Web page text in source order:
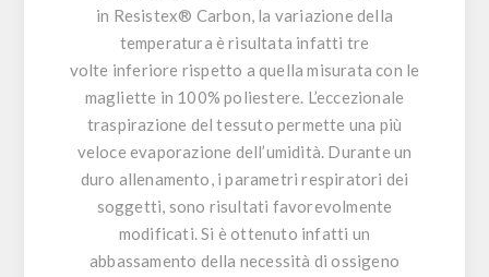
in Resistex® Carbon, la variazione della
temperatura è risultata infatti tre
volte inferiore rispetto a quella misurata con le
magliette in 100% poliestere. L’eccezionale
traspirazione del tessuto permette una più
veloce evaporazione dell’umidità. Durante un
duro allenamento, i parametri respiratori dei
soggetti, sono risultati favorevolmente
modificati. Si è ottenuto infatti un
abbassamento della necessità di ossigeno